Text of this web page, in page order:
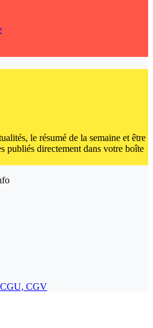
le résumé de la semaine et être
publiés directement dans votre boîte
CGU, CGV